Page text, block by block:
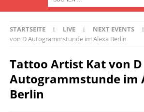
STARTSEITE LIVE NEXT EVENTS
von D Autogrammstunde im Alexa Berlin
Tattoo Artist Kat von D
Autogrammstunde im
Berlin